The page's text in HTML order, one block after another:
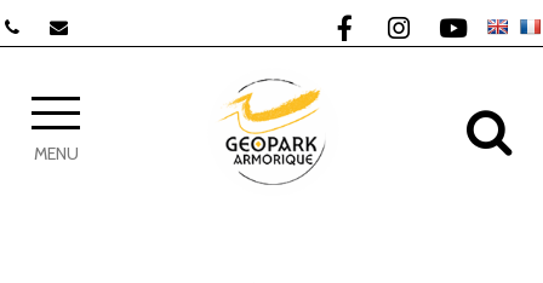
Lien vers le compte
Lien vers le
Lien vers
MENU